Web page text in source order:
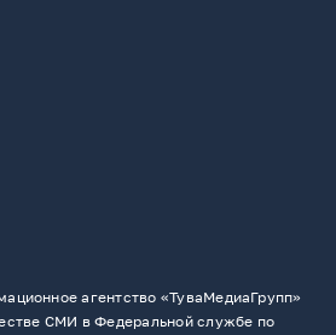
агентство «ТуваМедиаГрупп»
СМИ в Федеральной службе по